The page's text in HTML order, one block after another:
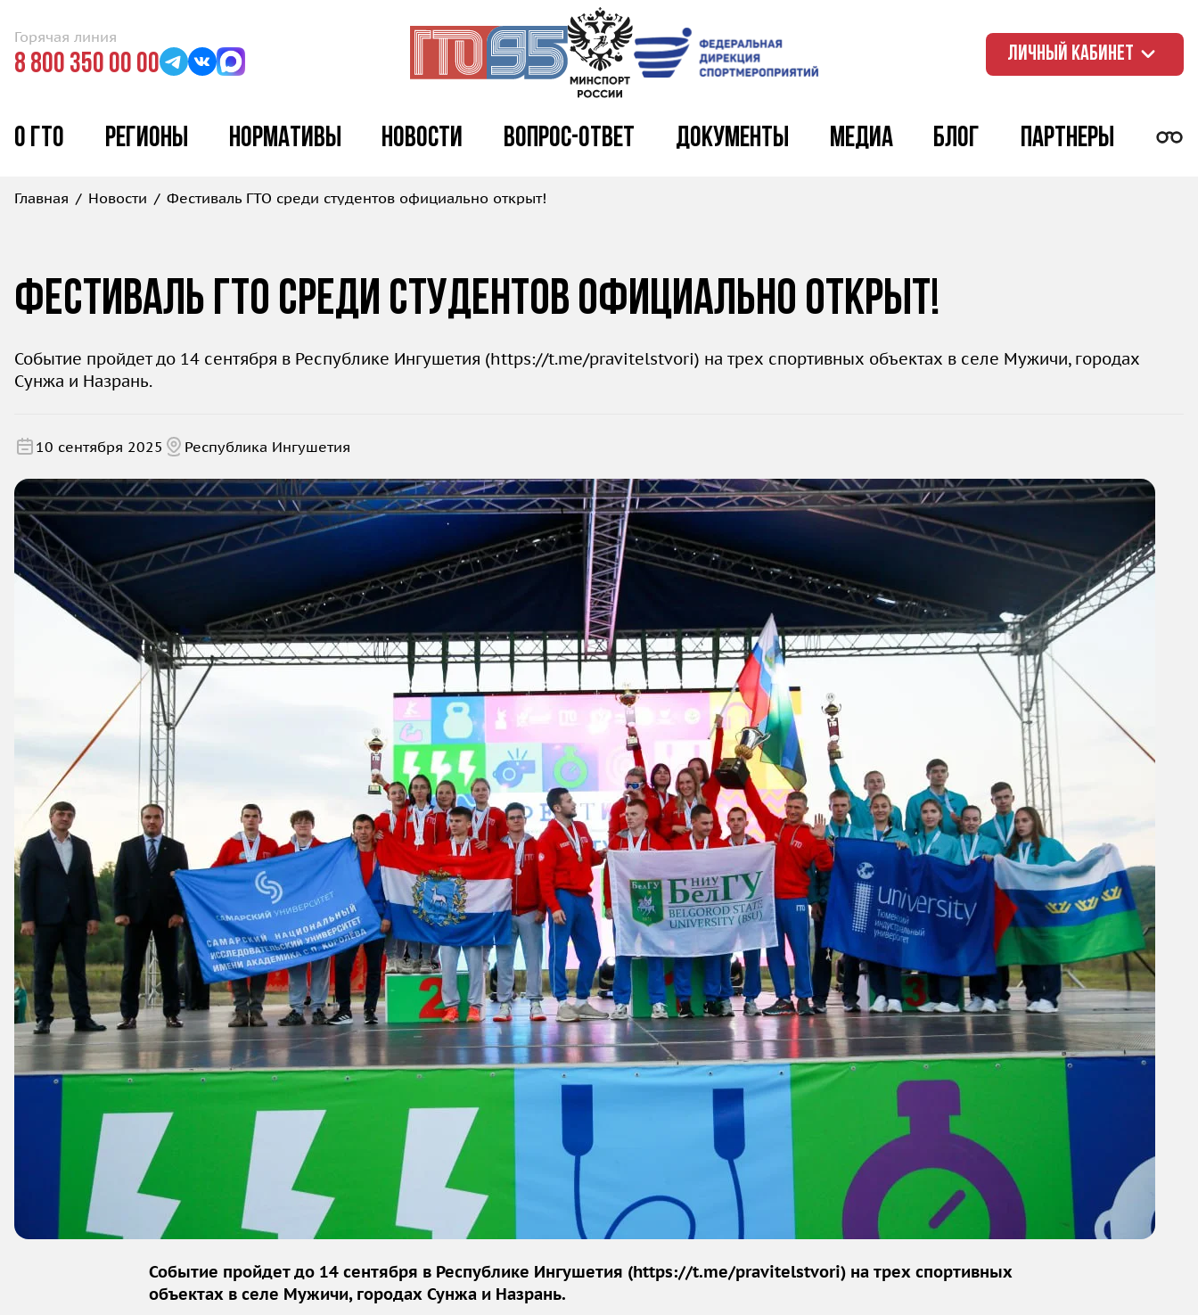
Горячая линия
8 800 350 00 00 ЛИЧНЫЙ КАБИНЕТ
О ГТО Регионы Нормативы Новости Вопрос-ответ Документы Медиа Блог Партнеры
Главная Новости Фестиваль ГТО среди студентов официально открыт!
Фестиваль ГТО среди студентов официально открыт!
Событие пройдет до 14 сентября в Республике Ингушетия (https://t.me/pravitelstvori) на трех спортивных объектах в селе Мужичи, городах
Сунжа и Назрань.
10 сентября 2025 Республика Ингушетия
Событие пройдет до 14 сентября в Республике Ингушетия (https://t.me/pravitelstvori) на трех спортивных
объектах в селе Мужичи, городах Сунжа и Назрань.